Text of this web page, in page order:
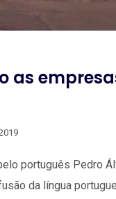
as
português Pedro
da língua